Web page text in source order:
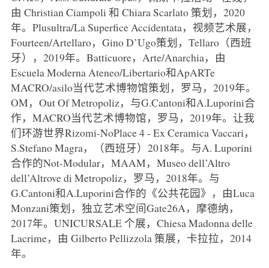
由 Christian Ciampoli 和 Chiara Scarlato 策划，2020
年。Plusultra/La Superfice Accidentata，视频艺术展，
Fourteen/Artellaro，Gino D’Ugo策划，Tellaro（西班
牙），2019年。Batticuore，Arte/Anarchia，由
Escuela Moderna Ateneo/Libertario和ApARTe
MACRO/asilo当代艺术博物馆策划，罗马，2019年。
OM，Out Of Metropoliz，与G.Cantoni和A.Luporini合
作，MACRO当代艺术博物馆，罗马，2019年。让我
们环游世界Rizomi-NoPlace 4 - Ex Ceramica Vaccari，
S.Stefano Magra，（西班牙）2018年。与A. Luporini
合作的Not-Modular，MAAM，Museo dell’Altro
dell’Altrove di Metropoliz，罗马，2018年。与
G.Cantoni和A.Luporini合作的《公共花园》，由Luca
Monzani策划，独立艺术空间Gate26A，摩德纳，
2017年。UNICURSALE 个展，Chiesa Madonna delle
Lacrime，由 Gilberto Pellizzola 策展，卡拉拉，2014
年。